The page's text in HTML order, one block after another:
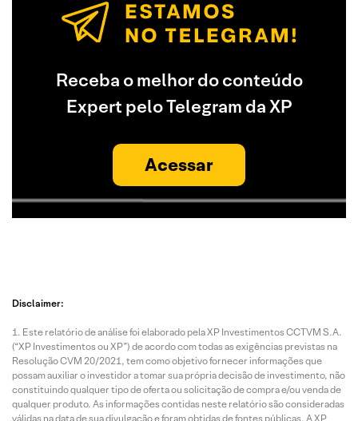
Receba o melhor do conteúdo
Expert pelo Telegram da XP
Acessar
Disclaimer:
Este relatório de análise foi elaborado pela XP Investimentos CCTVM S.A.
(“XP Investimentos ou XP”) de acordo com todas as exigências previstas na
Resolução CVM 20/2021, tem como objetivo fornecer informações que
possam auxiliar o investidor a tomar sua própria decisão de investimento, não
constituindo qualquer tipo de oferta ou solicitação de compra e/ou venda de
qualquer produto. As informações contidas neste relatório são consideradas
válidas na data de sua divulgação e foram obtidas de fontes públicas. A XP